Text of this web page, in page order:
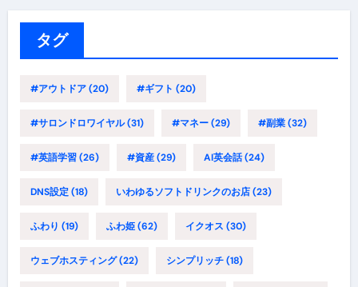
タグ
#アウトドア(20) #ギフト (20)
#サロンドロワイヤル(31) #マネー(29) #副業(32)
#英語学習(26) #資産(29) AI英会話(24)
DNS設定(18) いわゆるソフトドリンクのお店(23)
ふわり (19) ふわ姫(62) イクオス (30)
ウェブホスティング(22) シンプリッチ(18)